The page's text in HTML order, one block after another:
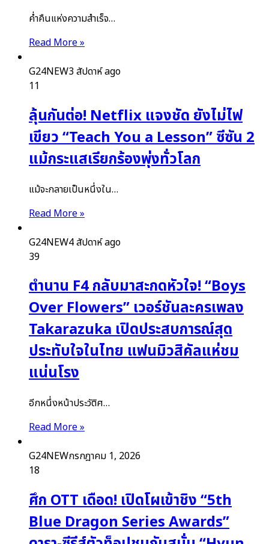
ค่ำคืนแห่งความสำเร็จ…
Read More »
G24NEW3 สัปดาห์ ago
11
ลุ้นกันต่อ! Netflix แจงชัด ยังไม่ไฟ
เขียว “Teach You a Lesson” ซีซัน 2
แม้กระแสเรียกร้องพุ่งทั่วโลก
แม้จะกลายเป็นหนึ่งใน…
Read More »
G24NEW4 สัปดาห์ ago
39
ตำนาน F4 กลับมาสะกดหัวใจ! “Boys
Over Flowers” เวอร์ชันละครเพลง
Takarazuka เปิดประสบการณ์สุด
ประทับใจในไทย แฟนมิวสิคัลแห่ชม
แน่นโรง
อีกหนึ่งหน้าประวัติศ…
Read More »
G24NEWกรกฎาคม 1, 2026
18
ศึก OTT เดือด! เปิดโผเข้าชิง “5th
Blue Dragon Series Awards”